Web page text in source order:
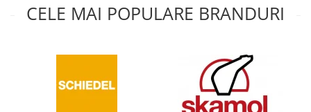
RECUPERATOARE DE CALDURA
CENTRALE TERMICE
CELE MAI POPULARE BRANDURI